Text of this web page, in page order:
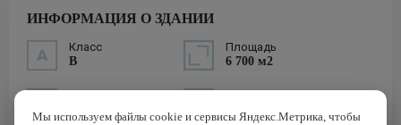
ИНФОРМАЦИЯ О ЗДАНИИ
Класс
B
Площадь
6 700 м2
№5
Мы используем файлы cookie и сервисы Яндекс.Метрика, чтобы